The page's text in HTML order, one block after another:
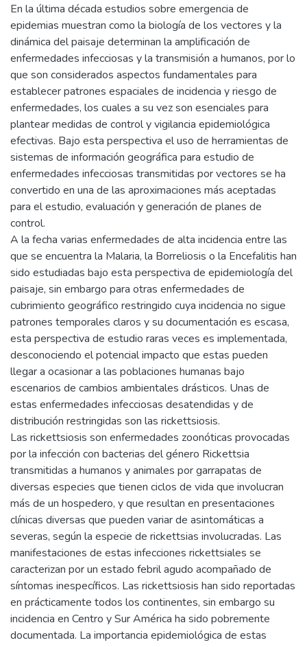
En la última década estudios sobre emergencia de
epidemias muestran como la biología de los vectores y la
dinámica del paisaje determinan la amplificación de
enfermedades infecciosas y la transmisión a humanos, por lo
que son considerados aspectos fundamentales para
establecer patrones espaciales de incidencia y riesgo de
enfermedades, los cuales a su vez son esenciales para
plantear medidas de control y vigilancia epidemiológica
efectivas. Bajo esta perspectiva el uso de herramientas de
sistemas de información geográfica para estudio de
enfermedades infecciosas transmitidas por vectores se ha
convertido en una de las aproximaciones más aceptadas
para el estudio, evaluación y generación de planes de
control.
A la fecha varias enfermedades de alta incidencia entre las
que se encuentra la Malaria, la Borreliosis o la Encefalitis han
sido estudiadas bajo esta perspectiva de epidemiología del
paisaje, sin embargo para otras enfermedades de
cubrimiento geográfico restringido cuya incidencia no sigue
patrones temporales claros y su documentación es escasa,
esta perspectiva de estudio raras veces es implementada,
desconociendo el potencial impacto que estas pueden
llegar a ocasionar a las poblaciones humanas bajo
escenarios de cambios ambientales drásticos. Unas de
estas enfermedades infecciosas desatendidas y de
distribución restringidas son las rickettsiosis.
Las rickettsiosis son enfermedades zoonóticas provocadas
por la infección con bacterias del género Rickettsia
transmitidas a humanos y animales por garrapatas de
diversas especies que tienen ciclos de vida que involucran
más de un hospedero, y que resultan en presentaciones
clínicas diversas que pueden variar de asintomáticas a
severas, según la especie de rickettsias involucradas. Las
manifestaciones de estas infecciones rickettsiales se
caracterizan por un estado febril agudo acompañado de
síntomas inespecíficos. Las rickettsiosis han sido reportadas
en prácticamente todos los continentes, sin embargo su
incidencia en Centro y Sur América ha sido pobremente
documentada. La importancia epidemiológica de estas